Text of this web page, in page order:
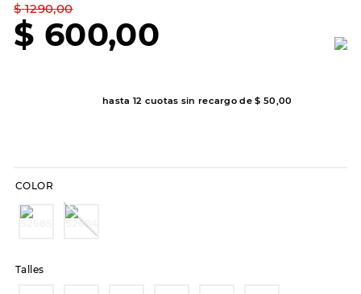
$ 1290,00
$ 600,00
hasta 12 cuotas sin recargo de$ 50,00
COLOR
Talles